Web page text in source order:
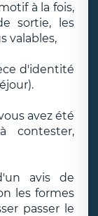
à la fois,
sortie, les
valables,
d'identité
avez été
contester,
avis de
les formes
passer le